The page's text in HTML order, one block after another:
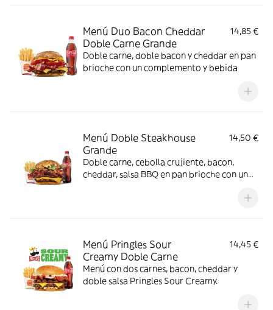
Menú Duo Bacon Cheddar
Doble Carne Grande
14,85 €
Doble carne, doble bacon y cheddar en pan
brioche con un complemento y bebida
Menú Doble Steakhouse
Grande
14,50 €
Doble carne, cebolla crujiente, bacon,
cheddar, salsa BBQ en pan brioche con un
Menú Pringles Sour
Creamy Doble Carne
14,45 €
Menú con dos carnes, bacon, cheddar y
doble salsa Pringles Sour Creamy.